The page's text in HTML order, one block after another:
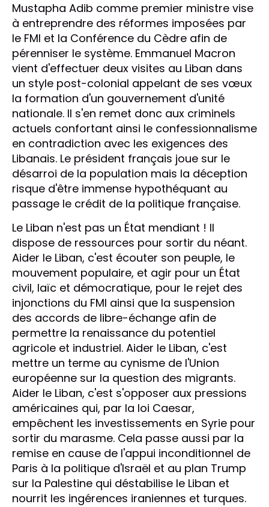
Mustapha Adib comme premier ministre vise
à entreprendre des réformes imposées par
le FMI et la Conférence du Cèdre afin de
pérenniser le système. Emmanuel Macron
vient d'effectuer deux visites au Liban dans
un style post-colonial appelant de ses vœux
la formation d'un gouvernement d'unité
nationale. Il s'en remet donc aux criminels
actuels confortant ainsi le confessionnalisme
en contradiction avec les exigences des
Libanais. Le président français joue sur le
désarroi de la population mais la déception
risque d'être immense hypothéquant au
passage le crédit de la politique française.
Le Liban n'est pas un État mendiant ! Il
dispose de ressources pour sortir du néant.
Aider le Liban, c'est écouter son peuple, le
mouvement populaire, et agir pour un État
civil, laïc et démocratique, pour le rejet des
injonctions du FMI ainsi que la suspension
des accords de libre-échange afin de
permettre la renaissance du potentiel
agricole et industriel. Aider le Liban, c'est
mettre un terme au cynisme de l'Union
européenne sur la question des migrants.
Aider le Liban, c'est s'opposer aux pressions
américaines qui, par la loi Caesar,
empêchent les investissements en Syrie pour
sortir du marasme. Cela passe aussi par la
remise en cause de l'appui inconditionnel de
Paris à la politique d'Israël et au plan Trump
sur la Palestine qui déstabilise le Liban et
nourrit les ingérences iraniennes et turques.